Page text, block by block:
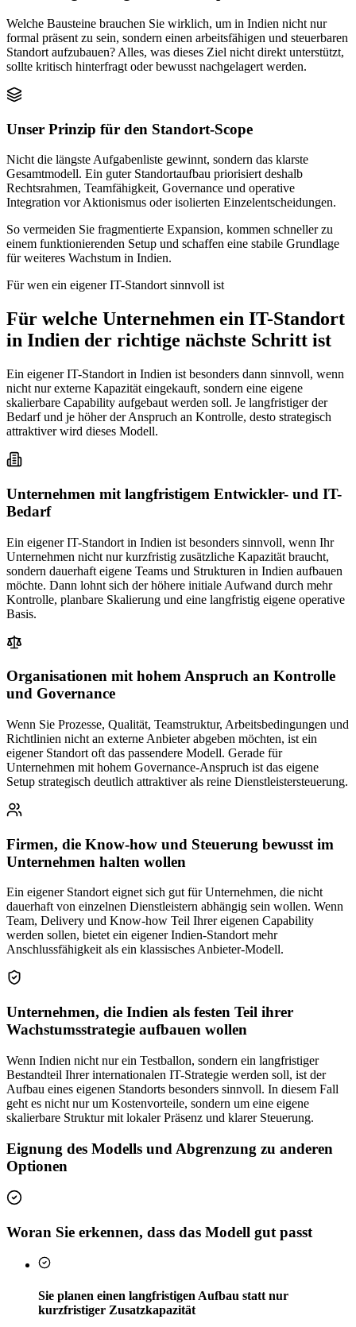
Welche Bausteine brauchen Sie wirklich, um in Indien nicht nur
formal präsent zu sein, sondern einen arbeitsfähigen und steuerbaren
Standort aufzubauen? Alles, was dieses Ziel nicht direkt unterstützt,
sollte kritisch hinterfragt oder bewusst nachgelagert werden.
Unser Prinzip für den Standort-Scope
Nicht die längste Aufgabenliste gewinnt, sondern das klarste
Gesamtmodell. Ein guter Standortaufbau priorisiert deshalb
Rechtsrahmen, Teamfähigkeit, Governance und operative
Integration vor Aktionismus oder isolierten Einzelentscheidungen.
So vermeiden Sie fragmentierte Expansion, kommen schneller zu
einem funktionierenden Setup und schaffen eine stabile Grundlage
für weiteres Wachstum in Indien.
Für wen ein eigener IT-Standort sinnvoll ist
Für welche Unternehmen ein IT-Standort
in Indien der richtige nächste Schritt ist
Ein eigener IT-Standort in Indien ist besonders dann sinnvoll, wenn
nicht nur externe Kapazität eingekauft, sondern eine eigene
skalierbare Capability aufgebaut werden soll. Je langfristiger der
Bedarf und je höher der Anspruch an Kontrolle, desto strategisch
attraktiver wird dieses Modell.
Unternehmen mit langfristigem Entwickler- und IT-
Bedarf
Ein eigener IT-Standort in Indien ist besonders sinnvoll, wenn Ihr
Unternehmen nicht nur kurzfristig zusätzliche Kapazität braucht,
sondern dauerhaft eigene Teams und Strukturen in Indien aufbauen
möchte. Dann lohnt sich der höhere initiale Aufwand durch mehr
Kontrolle, planbare Skalierung und eine langfristig eigene operative
Basis.
Organisationen mit hohem Anspruch an Kontrolle
und Governance
Wenn Sie Prozesse, Qualität, Teamstruktur, Arbeitsbedingungen und
Richtlinien nicht an externe Anbieter abgeben möchten, ist ein
eigener Standort oft das passendere Modell. Gerade für
Unternehmen mit hohem Governance-Anspruch ist das eigene
Setup strategisch deutlich attraktiver als reine Dienstleistersteuerung.
Firmen, die Know-how und Steuerung bewusst im
Unternehmen halten wollen
Ein eigener Standort eignet sich gut für Unternehmen, die nicht
dauerhaft von einzelnen Dienstleistern abhängig sein wollen. Wenn
Team, Delivery und Know-how Teil Ihrer eigenen Capability
werden sollen, bietet ein eigener Indien-Standort mehr
Anschlussfähigkeit als ein klassisches Anbieter-Modell.
Unternehmen, die Indien als festen Teil ihrer
Wachstumsstrategie aufbauen wollen
Wenn Indien nicht nur ein Testballon, sondern ein langfristiger
Bestandteil Ihrer internationalen IT-Strategie werden soll, ist der
Aufbau eines eigenen Standorts besonders sinnvoll. In diesem Fall
geht es nicht nur um Kostenvorteile, sondern um eine eigene
skalierbare Struktur mit lokaler Präsenz und klarer Steuerung.
Eignung des Modells und Abgrenzung zu anderen
Optionen
Woran Sie erkennen, dass das Modell gut passt
Sie planen einen langfristigen Aufbau statt nur
kurzfristiger Zusatzkapazität